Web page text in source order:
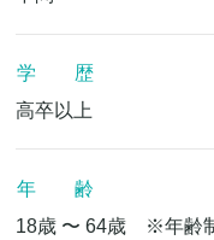
学 歴
高卒以上
年 齢
18歳 〜 64歳 ※年齢